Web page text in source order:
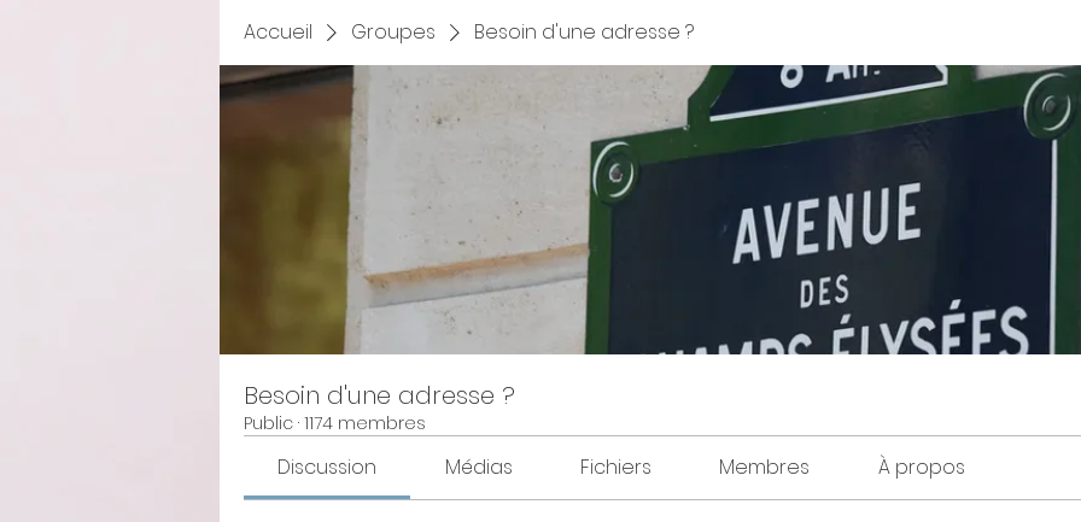
Accueil Groupes Besoin d'une adresse ?
Besoin d'une adresse ?
Public · 1174 membres
Discussion Médias Fichiers Membres À propos